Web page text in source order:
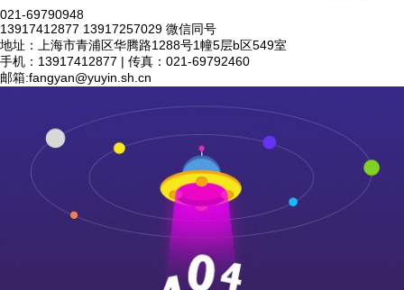
021-69790948
13917412877 13917257029 微信同号
地址：上海市青浦区华腾路1288号1幢5层b区549室
手机：13917412877 | 传真：021-69792460
邮箱:fangyan@yuyin.sh.cn